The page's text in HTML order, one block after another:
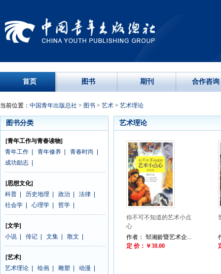
首页 图书 期刊 合作咨询
当前位置： 中国青年出版总社 > 图书 > 艺术 > 艺术理论
图书分类
[青年工作与青春读物]
青年工作
青年修养 青春时尚
成功励志
[思想文化]
科普
历史地理 政治 法律
社会学
心理学 哲学
[文学]
小说
传记 文集 散文
[艺术]
艺术理论
绘画 雕塑 动漫
艺术理论
你不可不知道的艺术小点
心
作者： 邹湘龄暨艺术企...
定 价：￥38.00